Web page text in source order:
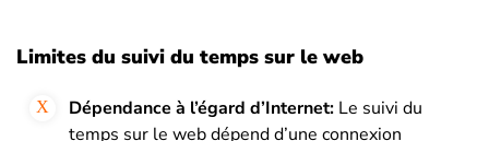
Limites du suivi du temps sur le web
Dépendance à l’égard d’Internet: Le suivi du
temps sur le web dépend d’une connexion